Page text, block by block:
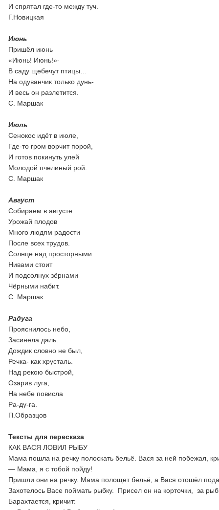
И спрятал где-то между туч.
Г.Новицкая
Июнь
Пришёл июнь
«Июнь! Июнь!»-
В саду щебечут птицы…
На одуванчик только дунь-
И весь он разлетится.
С. Маршак
Июль
Сенокос идёт в июле,
Где-то гром ворчит порой,
И готов покинуть улей
Молодой пчелиный рой.
С. Маршак
Август
Собираем в августе
Урожай плодов
Много людям радости
После всех трудов.
Солнце над просторными
Нивами стоит
И подсолнух зёрнами
Чёрными набит.
С. Маршак
Радуга
Прояснилось небо,
Засинела даль.
Дождик словно не был,
Речка- как хрусталь.
Над рекою быстрой,
Озарив луга,
На небе повисла
Ра-ду-га.
П.Образцов
Тексты для пересказа
КАК ВАСЯ ЛОВИЛ РЫБУ
Мама пошла на речку полоскать бельё. Вася за ней побежал,
— Мама, я с тобой пойду!
Пришли они на речку. Мама полощет бельё, а Вася отошёл
Захотелось Васе поймать рыбку. Присел он на корточки, за
Барахтается, кричит: